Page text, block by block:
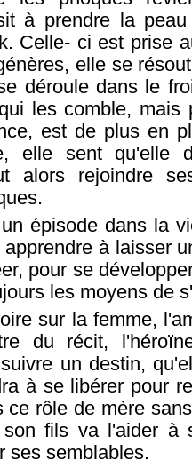
à prendre la
Celle- ci est prise
elle se
déroule dans le
les comble, mais
est de plus en
elle sent qu'elle
alors rejoindre
épisode dans la
à laisser
pour se
les moyens de
sur la femme,
du récit,
un destin,
à se libérer pour
ce rôle de mère
fils va l'aider à
ses semblables.